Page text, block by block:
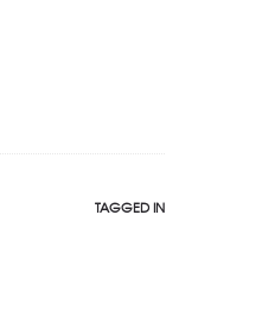
TAGGED IN